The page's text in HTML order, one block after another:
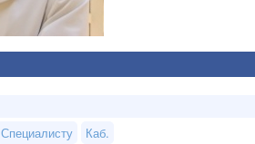
Специалисту
Каб.